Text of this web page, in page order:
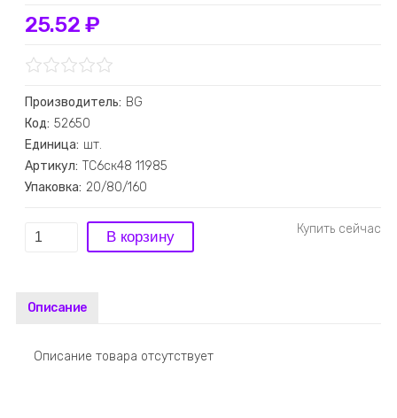
25.52 ₽
Производитель: BG
Код: 52650
Единица: шт.
Артикул: ТС6ск48 11985
Упаковка: 20/80/160
Описание
Описание товара отсутствует